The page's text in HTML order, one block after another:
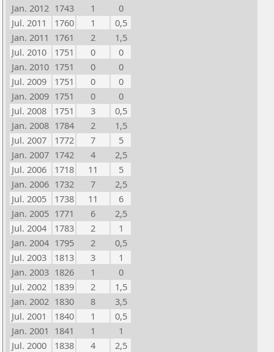
Jan. 2012 1743 1
0
Jul. 2011
1760 1
0,5
Jan. 2011 1761 2
1,5
Jul. 2010
1751 0
0
Jan. 2010 1751 0
0
Jul. 2009
1751 0
0
Jan. 2009 1751 0
0
Jul. 2008
1751 3
0,5
Jan. 2008 1784 2
1,5
Jul. 2007
1772 7
5
Jan. 2007 1742 4
2,5
Jul. 2006
1718 11
5
Jan. 2006 1732 7
2,5
Jul. 2005
1738 11
6
Jan. 2005 1771 6
2,5
Jul. 2004
1783 2
1
Jan. 2004 1795 2
0,5
Jul. 2003
1813 3
1
Jan. 2003 1826 1
0
Jul. 2002
1839 2
1,5
Jan. 2002 1830 8
3,5
Jul. 2001
1840 1
0,5
Jan. 2001 1841 1
1
Jul. 2000
1838 4
2,5